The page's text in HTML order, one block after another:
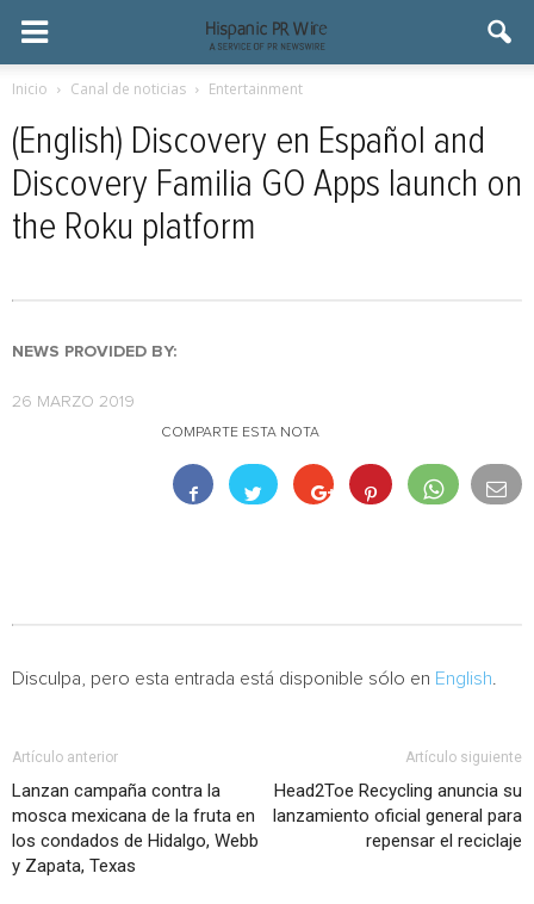
Inicio Canal de noticias Entertainment
(English) Discovery en Español and
Discovery Familia GO Apps launch on
the Roku platform
NEWS PROVIDED BY:
26 MARZO 2019
COMPARTE ESTA NOTA
Disculpa, pero esta entrada está disponible sólo en English
Artículo anterior
Lanzan campaña contra la
mosca mexicana de la fruta en
los condados de Hidalgo, Webb
y Zapata, Texas
Artículo siguiente
Head2Toe Recycling anuncia su
lanzamiento oficial general para
repensar el reciclaje